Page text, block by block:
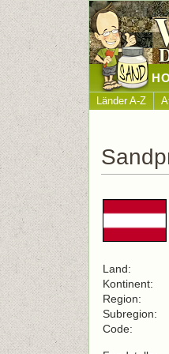
Länder A-Z
Land:
Kontinent:
Region:
Subregion:
Code: